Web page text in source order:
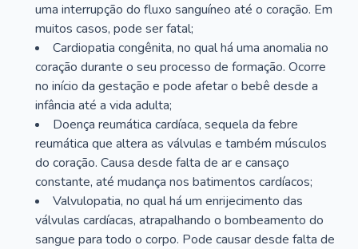
uma interrupção do fluxo sanguíneo até o coração. Em
muitos casos, pode ser fatal;
Cardiopatia congênita, no qual há uma anomalia no
coração durante o seu processo de formação. Ocorre
no início da gestação e pode afetar o bebê desde a
infância até a vida adulta;
Doença reumática cardíaca, sequela da febre
reumática que altera as válvulas e também músculos
do coração. Causa desde falta de ar e cansaço
constante, até mudança nos batimentos cardíacos;
Valvulopatia, no qual há um enrijecimento das
válvulas cardíacas, atrapalhando o bombeamento do
sangue para todo o corpo. Pode causar desde falta de